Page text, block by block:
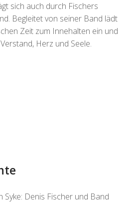
sich auch durch Fischers
Begleitet von seiner Band lädt
Zeit zum Innehalten ein und
Herz und Seele.
Syke: Denis Fischer und Band